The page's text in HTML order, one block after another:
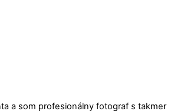
a som profesionálny fotograf s takmer